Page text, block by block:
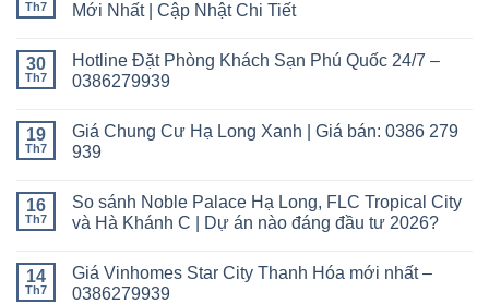
Th7
Mới Nhất | Cập Nhật Chi Tiết
30
Th7
Hotline Đặt Phòng Khách Sạn Phú Quốc 24/7 –
0386279939
19
Th7
Giá Chung Cư Hạ Long Xanh | Giá bán: 0386 279
939
16
Th7
So sánh Noble Palace Hạ Long, FLC Tropical City
và Hà Khánh C | Dự án nào đáng đầu tư 2026?
14
Th7
Giá Vinhomes Star City Thanh Hóa mới nhất –
0386279939